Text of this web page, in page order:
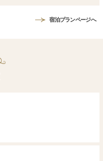
宿泊プランページへ